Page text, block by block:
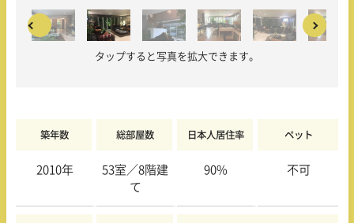
タップすると写真を拡大できます。
築年数 総部屋数 日本人居住率 ペット
2010年
53室／8階建
て
90% 不可